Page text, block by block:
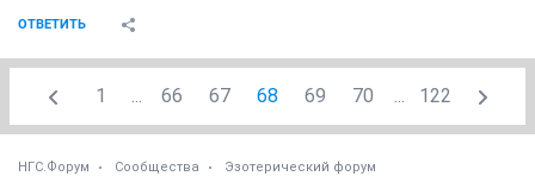
ОТВЕТИТЬ
1 ... 66 67 68 69 70 ... 122
НГС.Форум Сообщества Эзотерический форум